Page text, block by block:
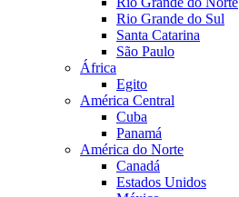
Rio Grande do Sul
Santa Catarina
São Paulo
África
Egito
América Central
Cuba
Panamá
América do Norte
Canadá
Estados Unidos